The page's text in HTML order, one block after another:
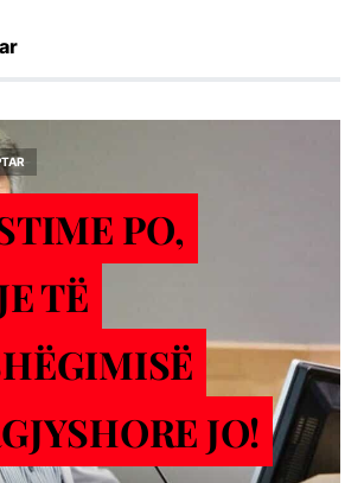
PO,
TЁ
JO!